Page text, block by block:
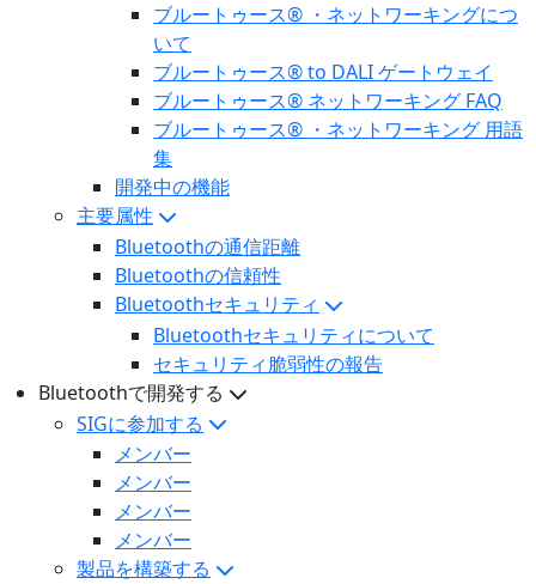
ブルートゥース® ・ネットワーキングにつ
いて
ブルートゥース® to DALI ゲートウェイ
ブルートゥース® ネットワーキング FAQ
ブルートゥース® ・ネットワーキング 用語
集
開発中の機能
主要属性
Bluetoothの通信距離
Bluetoothの信頼性
Bluetoothセキュリティ
Bluetoothセキュリティについて
セキュリティ脆弱性の報告
Bluetoothで開発する
SIGに参加する
メンバー
メンバー
メンバー
メンバー
製品を構築する